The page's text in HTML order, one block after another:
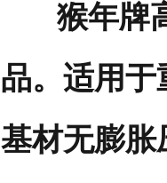
猴年牌高
品。适用于
基材无膨胀